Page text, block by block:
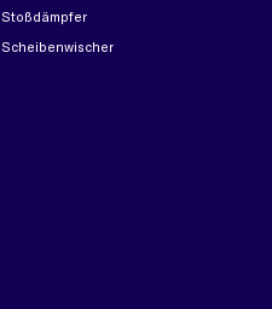
Stoßdämpfer
Scheibenwischer